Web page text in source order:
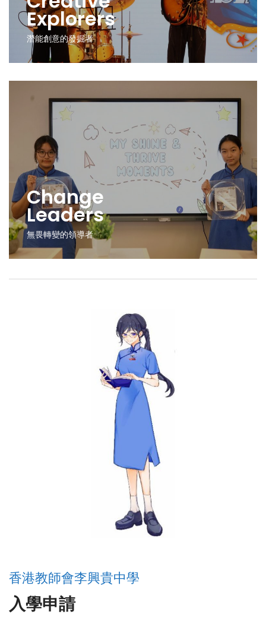
Explorers
潛能創意的發掘者
Change
Leaders
無畏轉變的領導者
香港教師會李興貴中學
入學申請